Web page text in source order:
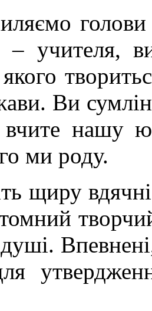
голови
– учителя,
Ви
вчите нашу
ми роду.